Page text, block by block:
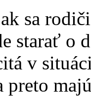
sa
starať o
v
preto